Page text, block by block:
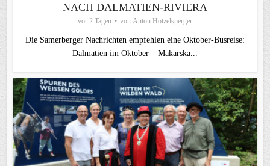
NACH DALMATIEN-RIVIERA
vor 2 Tagen von Anton Hötzelsperger
Die Samerberger Nachrichten empfehlen eine Oktober-Busreise:
Dalmatien im Oktober – Makarska...